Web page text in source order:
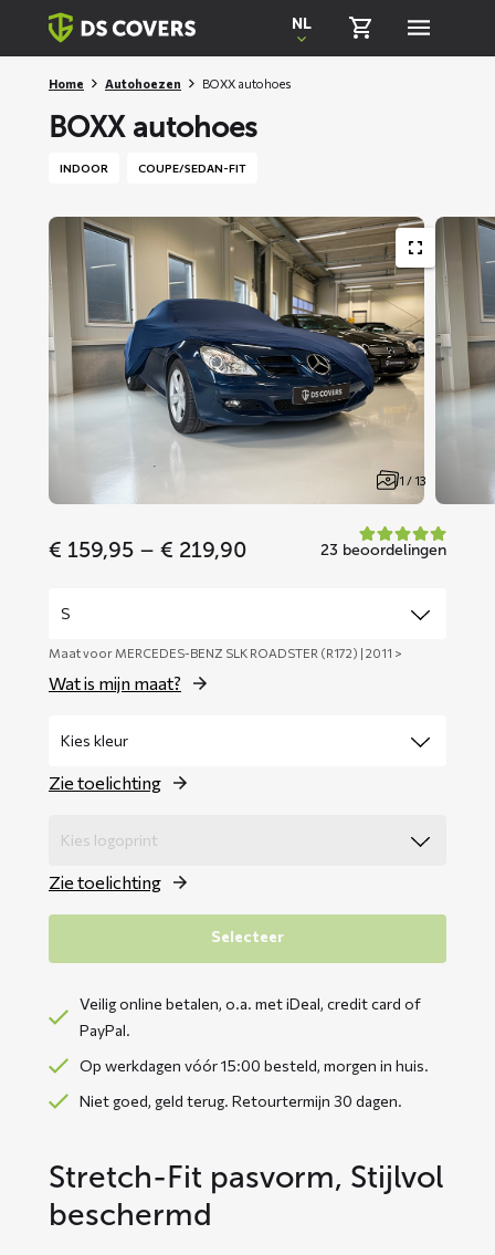
Skiplinks
NL
Home Autohoezen BOXX autohoes
BOXX autohoes
INDOOR COUPE/SEDAN-FIT
1 / 13
€ 159,95 – € 219,90 23 beoordelingen
Maat voor MERCEDES-BENZ SLK ROADSTER (R172) | 2011 >
Wat is mijn maat?
Zie toelichting
Zie toelichting
Selecteer
Veilig online betalen, o.a. met iDeal, credit card of
PayPal.
Op werkdagen vóór 15:00 besteld, morgen in huis.
Niet goed, geld terug. Retourtermijn 30 dagen.
Stretch-Fit pasvorm, Stijlvol
beschermd